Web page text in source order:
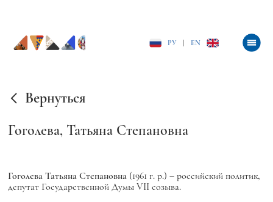
РУ EN
Вернуться
Гоголева, Татьяна Степановна
Гоголева Татьяна Степановна (1961 г. р.) – российский политик,
депутат Государственной Думы VII созыва.